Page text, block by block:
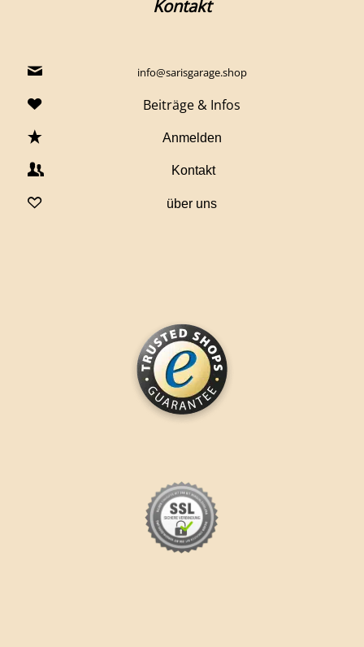
Kontakt
info@sarisgarage.shop
Beiträge & Infos
Anmelden
Kontakt
über uns